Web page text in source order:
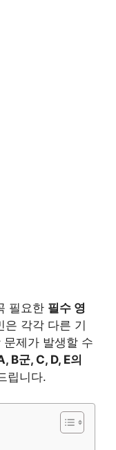
필요한 필수 영
은 각각 다른 기
제가 발생할 수
B군, C, D, E의
립니다.